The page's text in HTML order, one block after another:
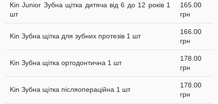
Kin Junior Зубна щітка дитяча від 6 до 12 років 1
шт
165.00
грн
Kin Зубна щітка для зубних протезів 1 шт
166.00
грн
Kin Зубна щітка ортодонтична 1 шт
178.00
грн
Kin Зубна щітка післяопераційна 1 шт
178.00
грн